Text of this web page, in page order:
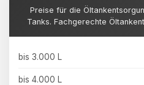
Preise für die
Tanks. Fachgerechte
bis 3.000 L
bis 4.000 L